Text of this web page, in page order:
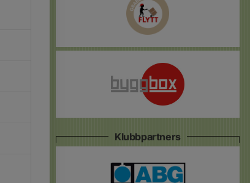
Klubbpartners